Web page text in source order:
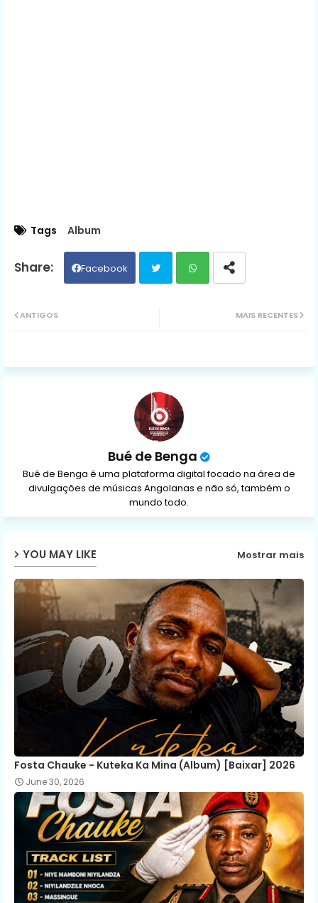
Tags Album
Facebook
ap
MAIS RECENTES
ANTIGOS
Bué de Benga
Bué de Benga é uma plataforma digital focado na área de
divulgações de músicas Angolanas e não só, também o
mundo todo.
YOU MAY LIKE Mostrar mais
Fosta Chauke - Kuteka Ka Mina (Album) [Baixar] 2026
June 30, 2026